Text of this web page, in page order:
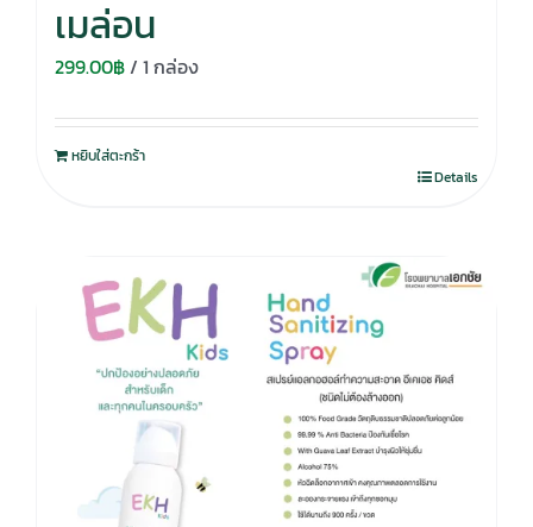
เมล่อน
299.00฿/ 1 กล่อง
หยิบใส่ตะกร้า
Details